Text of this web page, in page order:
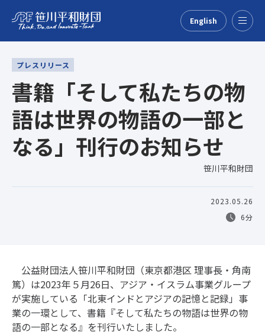
English
プレスリリース
書籍「そして私たちの物
語は世界の物語の一部と
なる」刊行のお知らせ
笹川平和財団
2023.05.26
6分
公益財団法人笹川平和財団（東京都港区 理事長・角南
篤）は2023年５月26日、アジア・イスラム事業グループ
が実施している「北東インドとアジアの記憶と記録」事
業の一環として、書籍『そして私たちの物語は世界の物
語の一部となる』を刊行いたしました。